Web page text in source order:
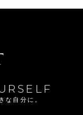
な自分に。